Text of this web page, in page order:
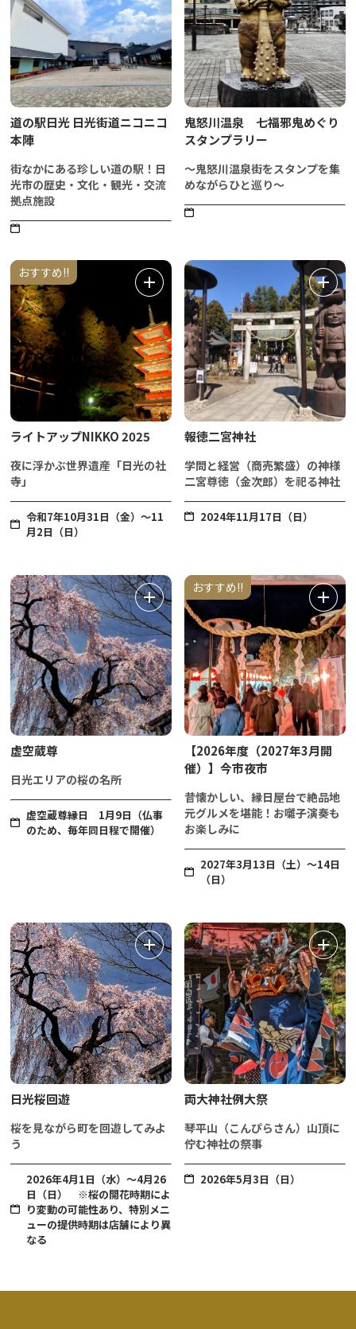
道の駅日光 日光街道ニコニコ
本陣
街なかにある珍しい道の駅！日
光市の歴史・文化・観光・交流
拠点施設
鬼怒川温泉 七福邪鬼めぐり
スタンプラリー
～鬼怒川温泉街をスタンプを集
めながらひと巡り～
おすすめ!!
ライトアップNIKKO 2025
夜に浮かぶ世界遺産「日光の社
寺」
令和7年10月31日（金）～11
月2日（日）
報徳二宮神社
学問と経営（商売繁盛）の神様
二宮尊徳（金次郎）を祀る神社
2024年11月17日（日）
虚空蔵尊
日光エリアの桜の名所
虚空蔵尊縁日 1月9日（仏事
のため、毎年同日程で開催）
おすすめ!!
【2026年度（2027年3月開
催）】今市夜市
昔懐かしい、縁日屋台で絶品地
元グルメを堪能！お囃子演奏も
お楽しみに
2027年3月13日（土）～14日
（日）
日光桜回遊
桜を見ながら町を回遊してみよ
う
2026年4月1日（水）～4月26
日（日） ※桜の開花時期によ
り変動の可能性あり、特別メニ
ューの提供時期は店舗により異
なる
両大神社例大祭
琴平山（こんぴらさん）山頂に
佇む神社の祭事
2026年5月3日（日）